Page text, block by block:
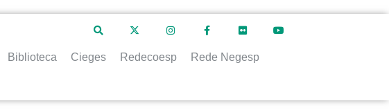
Biblioteca Cieges Redecoesp Rede Negesp